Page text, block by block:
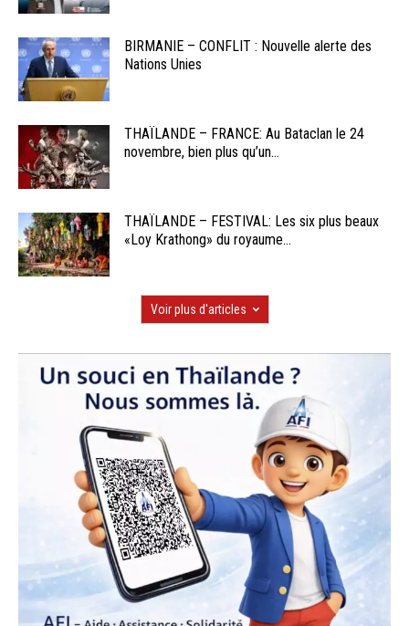
BIRMANIE – CONFLIT : Nouvelle alerte des
Nations Unies
THAÏLANDE – FRANCE: Au Bataclan le 24
novembre, bien plus qu’un...
THAÏLANDE – FESTIVAL: Les six plus beaux
«Loy Krathong» du royaume...
Voir plus d'articles